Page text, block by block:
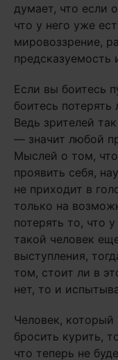
думает, что если
что у него уже
мировоззрение,
Если вы боитесь
боитесь
Ведь зрителей
— значит любой
Мыслей о том,
проявить себя,
не приходит в
только на
потерять то, что
такой человек
выступления,
том, стоит ли в
нет, то и
Человек, который
бросить курить,
что теперь не